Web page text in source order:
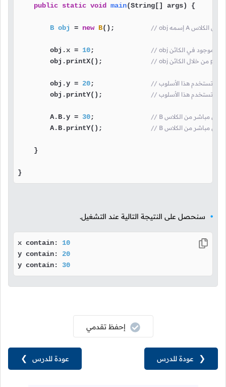
public static void main(String[] args) {
B obj = new B();
        obj.x =
10;
        obj.printX();
        obj.y =
20;
        obj.printY();
        A.B.y =
30;
        A.B.printY();
    }
}
سنحصل على النتيجة التالية عند التشغيل.
x contain: 10
y contain: 20
y contain: 30
عودة للدرس ❯
إحفظ تقدمي
❮ عودة للدرس